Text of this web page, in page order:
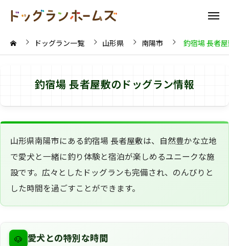
ドッグラン一覧 山形県 南陽市 釣宿場 長者
釣宿場 長者屋敷のドッグラン情報
山形県南陽市にある釣宿場 長者屋敷は、自然豊かな立地
で愛犬と一緒に釣り体験と宿泊が楽しめるユニークな施
設です。広々としたドッグランも完備され、のんびりと
した時間を過ごすことができます。
🐶 愛犬との特別な時間